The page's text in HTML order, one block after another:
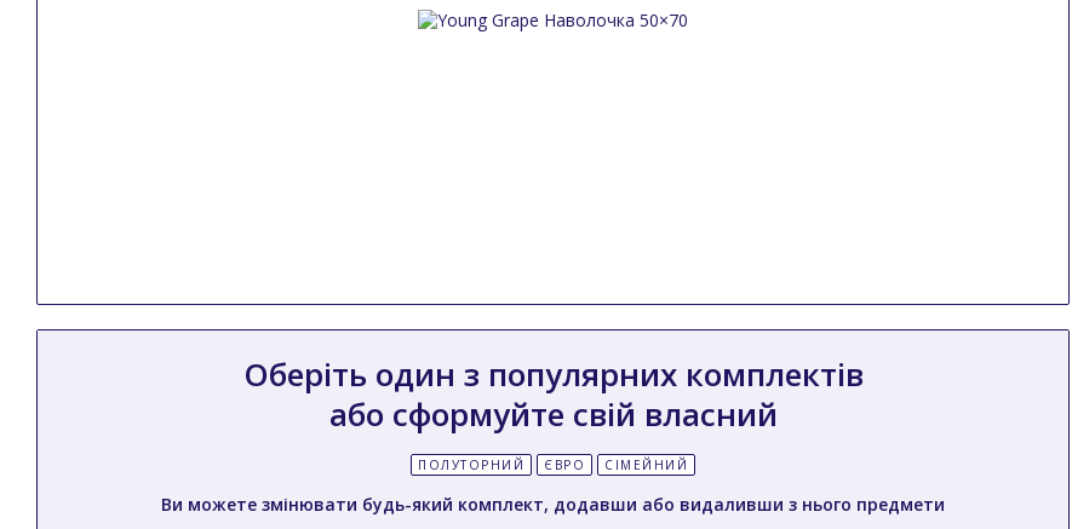
Оберіть один з популярних комплектів
або сформуйте свій власний
ПОЛУТОРНИЙ ЄВРО СІМЕЙНИЙ
Ви можете змінювати будь-який комплект, додавши або видаливши з нього предмети